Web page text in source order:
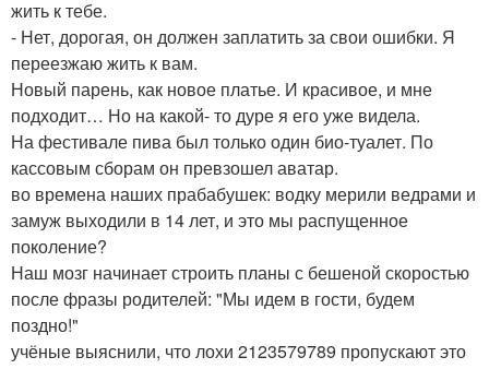
жить к тебе.
- Нет, дорогая, он должен заплатить за свои ошибки. Я
переезжаю жить к вам.
Новый парень, как новое платье. И красивое, и мне
подходит… Но на какой- то дуре я его уже видела.
На фестивале пива был только один био-туалет. По
кассовым сборам он превзошел аватар.
во времена наших прабабушек: водку мерили ведрами и
замуж выходили в 14 лет, и это мы распущенное
поколение?
Наш мозг начинает строить планы с бешеной скоростью
после фразы родителей: "Мы идем в гости, будем
поздно!"
учёные выяснили, что лохи 2123579789 пропускают это